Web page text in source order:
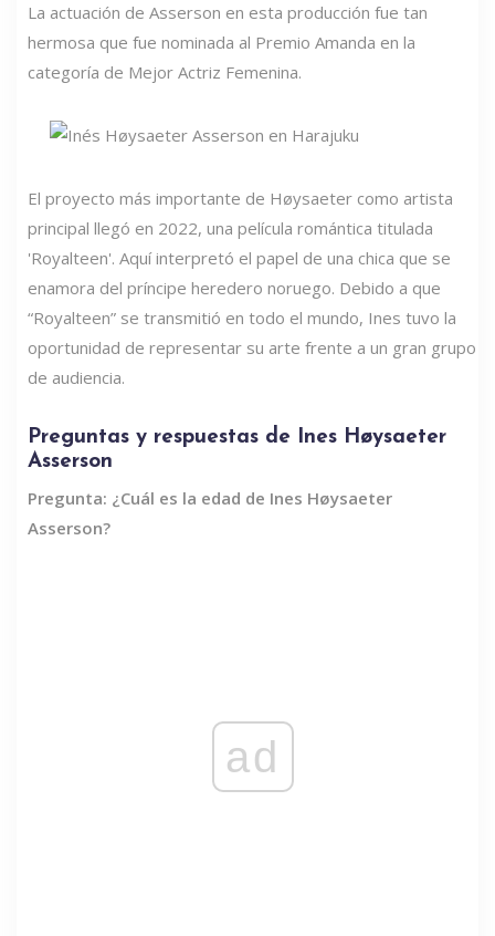
La actuación de Asserson en esta producción fue tan
hermosa que fue nominada al Premio Amanda en la
categoría de Mejor Actriz Femenina.
El proyecto más importante de Høysaeter como artista
principal llegó en 2022, una película romántica titulada
'Royalteen'. Aquí interpretó el papel de una chica que se
enamora del príncipe heredero noruego. Debido a que
“Royalteen” se transmitió en todo el mundo, Ines tuvo la
oportunidad de representar su arte frente a un gran grupo
de audiencia.
Preguntas y respuestas de Ines Høysaeter
Asserson
Pregunta: ¿Cuál es la edad de Ines Høysaeter
Asserson?
ad